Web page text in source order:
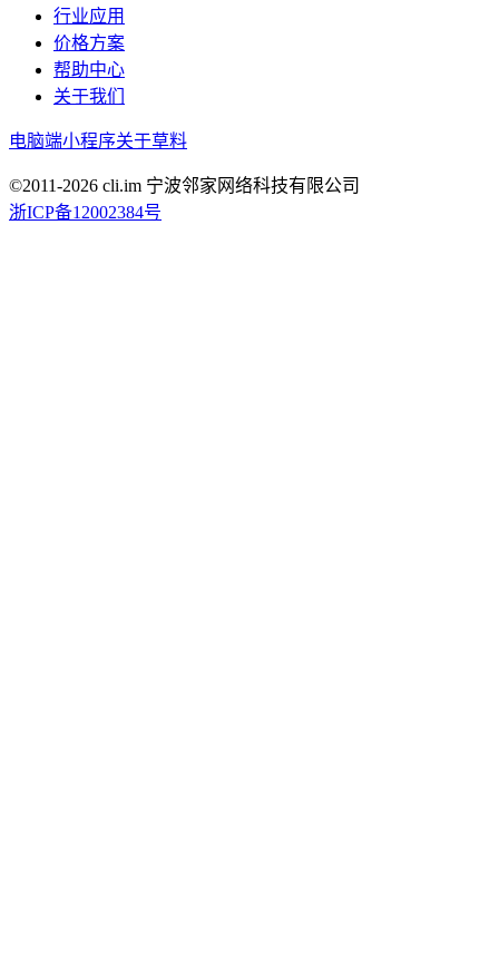
行业应用
价格方案
帮助中心
关于我们
电脑端小程序关于草料
©2011-2026 cli.im 宁波邻家网络科技有限公司
浙ICP备12002384号